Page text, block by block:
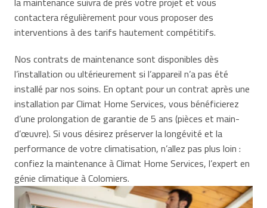
contactera régulièrement pour vous proposer des
interventions à des tarifs hautement compétitifs.
Nos contrats de maintenance sont disponibles dès
l’installation ou ultérieurement si l’appareil n’a pas été
installé par nos soins. En optant pour un contrat après une
installation par Climat Home Services, vous bénéficierez
d’une prolongation de garantie de 5 ans (pièces et main-
d’œuvre). Si vous désirez préserver la longévité et la
performance de votre climatisation, n’allez pas plus loin :
confiez la maintenance à Climat Home Services, l’expert en
génie climatique à Colomiers.